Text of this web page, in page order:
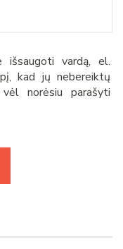
išsaugoti vardą, el.
kad jų nebereiktų
norėsiu parašyti